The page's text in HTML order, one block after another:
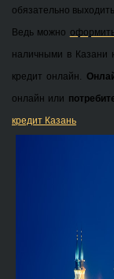
обязательно
Ведь можно
наличными в Казани
кредит онлайн.
онлайн или
кредит Казань